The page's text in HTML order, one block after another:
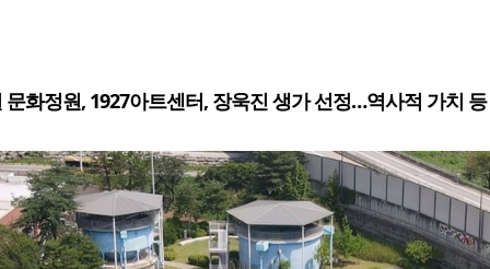
문화정원, 1927아트센터, 장욱진 생가 선정…역사적 가치